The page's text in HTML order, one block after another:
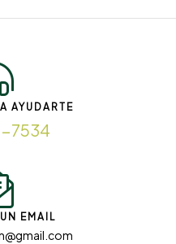
AYUDARTE
7534
EMAIL